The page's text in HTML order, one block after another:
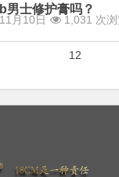
b男士修护膏吗？
11月10日 1,031 次浏
12